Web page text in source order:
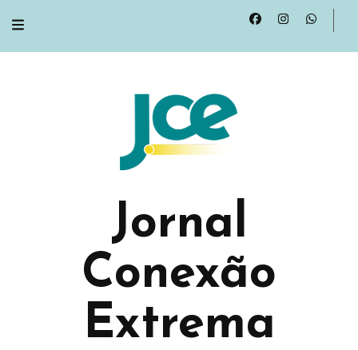
Jornal
Conexão
Extrema